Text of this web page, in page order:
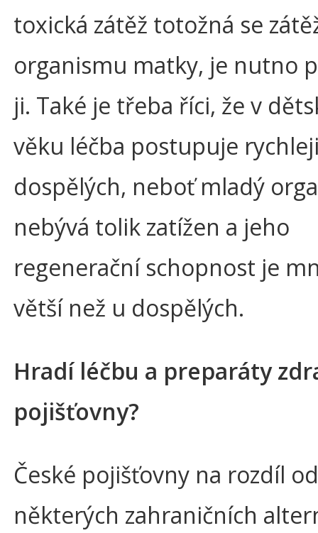
toxická zátěž totožná se
organismu matky, je nutno
ji. Také je třeba říci, že v
věku léčba postupuje
dospělých, neboť mladý
nebývá tolik zatížen a jeho
regenerační schopnost je
větší než u dospělých.
Hradí léčbu a preparáty
pojišťovny?
České pojišťovny na rozdíl od
některých zahraničních